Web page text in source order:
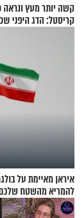
קשה יותר מעץ ונראה
קריסטל: הדג היפני
איראן מאיימת על
להמריא מהשטח